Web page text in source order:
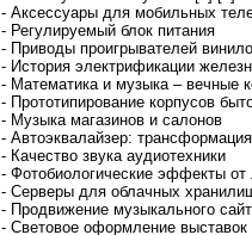
- Аксессуары для мобильных
- Регулируемый блок питания
- Приводы проигрывателей
- История электрификации
- Математика и музыка – вечные
- Прототипирование корпусов
- Музыка магазинов и салонов
- Автоэквалайзер:
- Качество звука аудиотехники
- Фотобиологические эффекты от
- Серверы для облачных
- Продвижение музыкального
- Световое оформление выставок